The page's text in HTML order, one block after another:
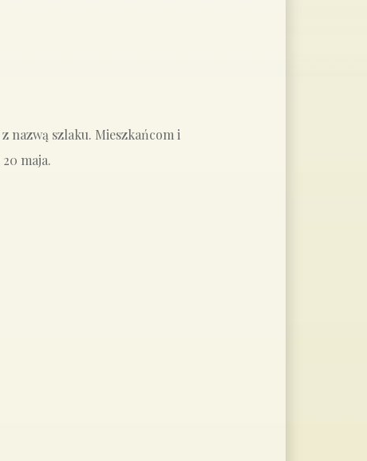
nazwą szlaku. Mieszkańcom i
maja.